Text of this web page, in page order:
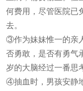
何费用，尽管医院已
去。
③作为妹妹惟一的亲
否勇敢，是否有勇气
岁的大脑经过一番思
④抽血时，男孩安静